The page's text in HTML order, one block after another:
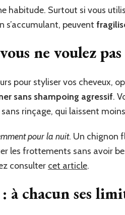
habitude. Surtout si vous
s’accumulant, peuvent
ne voulez
pour styliser vos cheveux,
sans shampoing agressif.
rinçage, qui laissent
pour la nuit. Un chignon
les frottements sans avoir
consulter cet article.
chacun ses